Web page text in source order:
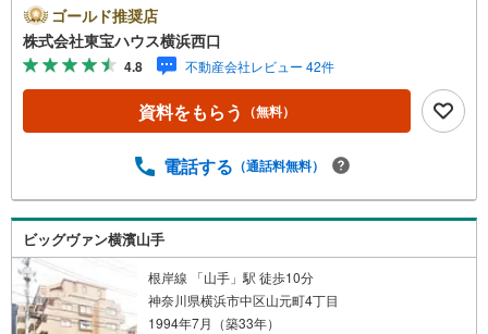
店舗ーーーー当店で物件を成約するとPayPayボーナスライ
トがもらえる「Yahoo！ 不動産 物件ご成約キャンペーン」
の対象になります。「資料をもらう」「見学予約をする」
ボタンからお問い合わせください。※必ずYahoo！ JAPAN I
Dでログインしてください。※PayPayボーナスライトは出
金と譲渡はできません。有効期限は付与日から60日です。
紹介金融機関/都市銀行利率/年利 0.95％（変動金利）※上記
資実行時のものとなります。金利情勢により表記の返済額
と異なる場合があります。ーーーーーーーーーーーーーー
ーーーーーーーーーーー
ゴールド推奨店
株式会社東宝ハウス横浜西口
4.8 不動産会社レビュー 42件
資料をもらう （無料）
電話する （通話料無料）
ビッグヴァン横濱山手
根岸線 「山手」駅 徒歩10分
神奈川県横浜市中区山元町4丁目
1994年7月（築33年）